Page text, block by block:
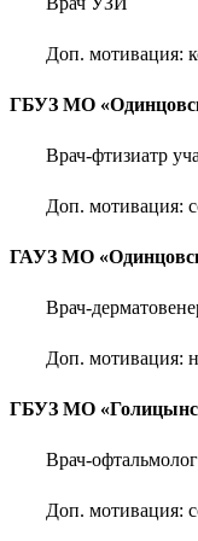
Доп. мотивация:
ГБУЗ МО
Врач-фтизиатр
Доп. мотивация:
ГАУЗ МО
Врач-
Доп. мотивация:
ГБУЗ МО
Врач-офтальмолог
Доп. мотивация: